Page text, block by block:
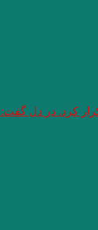
کرد. در دل